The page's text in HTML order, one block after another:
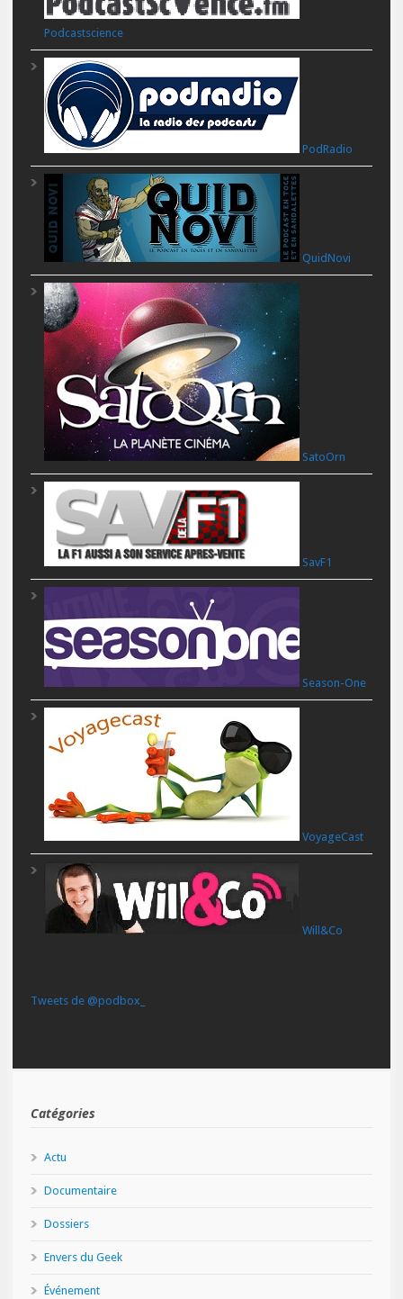
Podcastscience
PodRadio
QuidNovi
SatoOrn
SavF1
Season-One
VoyageCast
Will&Co
Tweets de @podbox_
Catégories
Actu
Documentaire
Dossiers
Envers du Geek
Événement